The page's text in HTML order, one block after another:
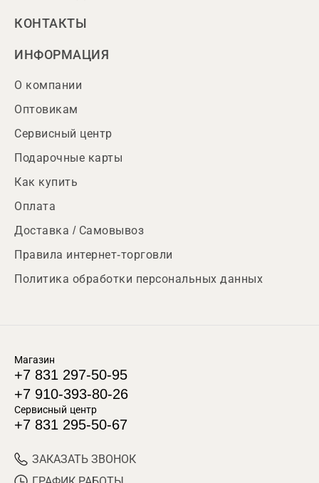
КОНТАКТЫ
ИНФОРМАЦИЯ
О компании
Оптовикам
Сервисный центр
Подарочные карты
Как купить
Оплата
Доставка / Самовывоз
Правила интернет-торговли
Политика обработки персональных данных
Магазин
+7 831 297-50-95
+7 910-393-80-26
Сервисный центр
+7 831 295-50-67
ЗАКАЗАТЬ ЗВОНОК